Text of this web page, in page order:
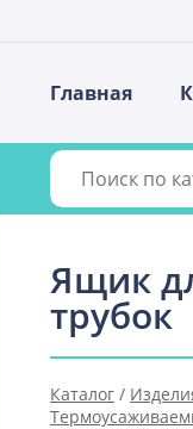
Главная
Ящик
трубок
Каталог /